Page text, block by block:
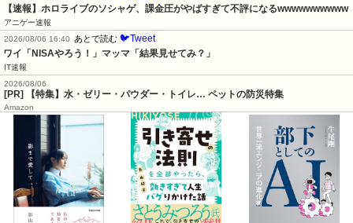
【速報】ホロライブのソシャゲ、課金圧がやばすぎて不評になるwwwwwwwwww
アニゲー速報
2026/08/06 16:40
あとで読む 🐦Tweet
ワイ「NISAやろう！」マッマ「結果見せてみ？」
IT速報
2026/08/06
[PR] 【特集】水・ゼリー・パウダー・トイレ… ペットの防災特集
Amazon